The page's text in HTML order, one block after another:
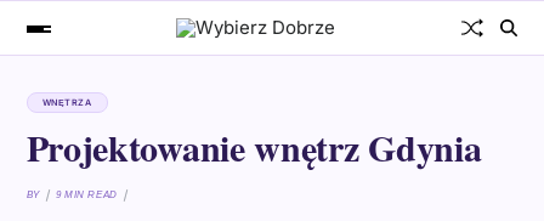
WNĘTRZA
Projektowanie wnętrz Gdynia
BY 9 MIN READ